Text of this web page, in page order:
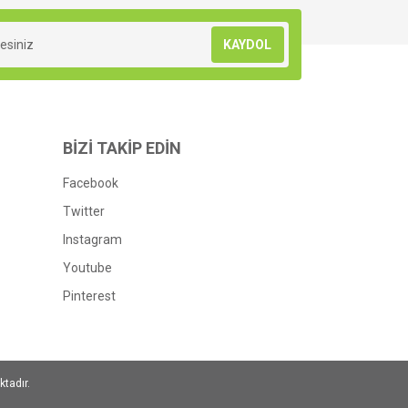
KAYDOL
BİZİ TAKİP EDİN
Facebook
Twitter
Instagram
Youtube
Pinterest